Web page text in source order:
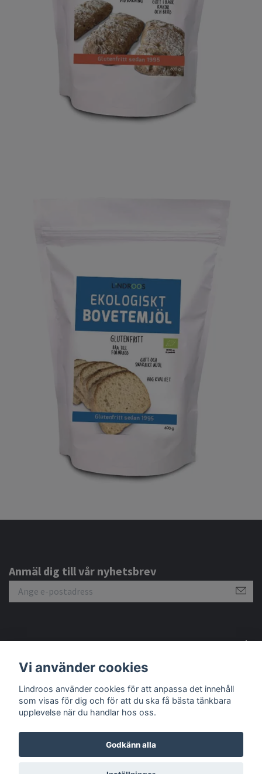
Anmäl dig till vår nyhetsbrev
Sociala medier
© 2026 Lindroos Shop
Vi använder cookies
Lindroos använder cookies för att anpassa det innehåll
som visas för dig och för att du ska få bästa tänkbara
upplevelse när du handlar hos oss.
Godkänn alla